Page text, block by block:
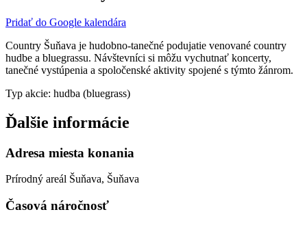
Pridať do Google kalendára
Country Šuňava je hudobno-tanečné podujatie venované country
hudbe a bluegrassu. Návštevníci si môžu vychutnať koncerty,
tanečné vystúpenia a spoločenské aktivity spojené s týmto žánrom.
Typ akcie: hudba (bluegrass)
Ďalšie informácie
Adresa miesta konania
Prírodný areál Šuňava, Šuňava
Časová náročnosť